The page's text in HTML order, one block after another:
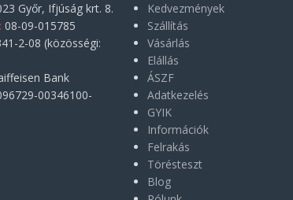
Győr, Ifjúság krt. 8.
08-09-015785
2-08 (közösségi:
Bank
00346100-
Kedvezmények
Szállítás
Vásárlás
Elállás
ÁSZF
Adatkezelés
GYIK
Információk
Felrakás
Törésteszt
Blog